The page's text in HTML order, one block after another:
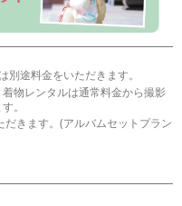
途料金をいただきます。
物レンタルは通常料金から撮影
。
きます。(アルバムセットプラン